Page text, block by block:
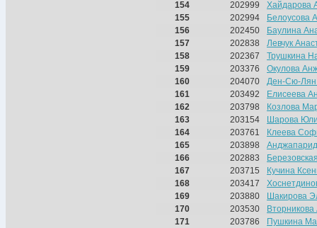
154 202999
Хайдарова
155
202994
Белоусова
156
202450
Баулина
157
202838
Левчук
158
202367
Трушкина
159
203376
Окулова
160
204070
Ден-Сю-Лян
161
203492
Елисеева
162
203798
Козлова
163
203154
Шарова
164
203761
Клеева
165
203898
166
202883
167
203715
Кучина
168
203417
169
203880
Шакирова
170
203530
171
203786
Пушкина